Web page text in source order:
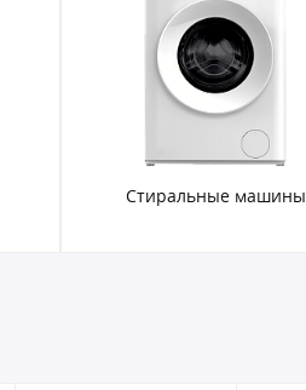
Стиральные машины